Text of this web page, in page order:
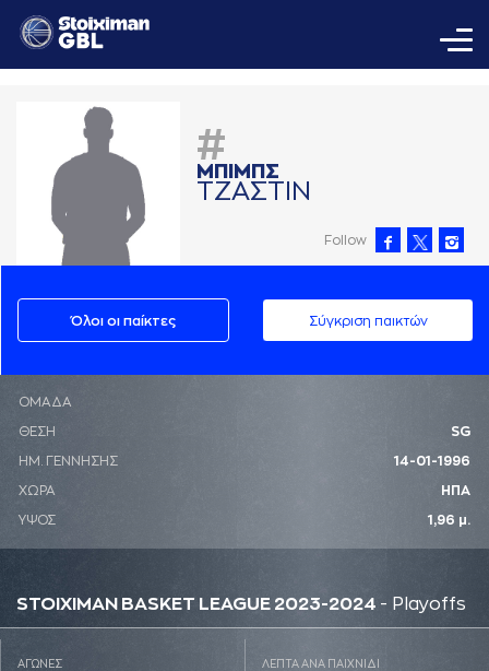
#
ΜΠΙΜΠΣ
ΤΖAΣΤΙΝ
Follow
Όλοι οι παίκτες Σύγκριση παικτών
ΟΜΑΔΑ
ΘΕΣΗ SG
ΗΜ. ΓΕΝΝΗΣΗΣ 14-01-1996
ΧΩΡΑ ΗΠΑ
ΥΨΟΣ 1,96 μ.
STOIXIMAN BASKET LEAGUE 2023-2024 - Playoffs
ΑΓΩΝΕΣ ΛΕΠΤΑ ΑΝΑ ΠΑΙΧΝΙΔΙ